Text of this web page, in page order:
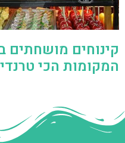
קינוחים מושחתים
המקומות הכי